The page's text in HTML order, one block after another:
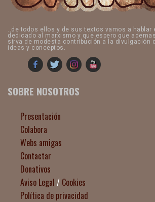
..de todos ellos y de sus textos vamos a hablar
dedicado al marxismo y que espero que
sirva de modesta contribución a la divulgación
ideas y conceptos.
SOBRE NOSOTROS
Presentación
Colabora
Webs amigas
Contactar
Donativos
Aviso Legal / Cookies
Política de privacidad